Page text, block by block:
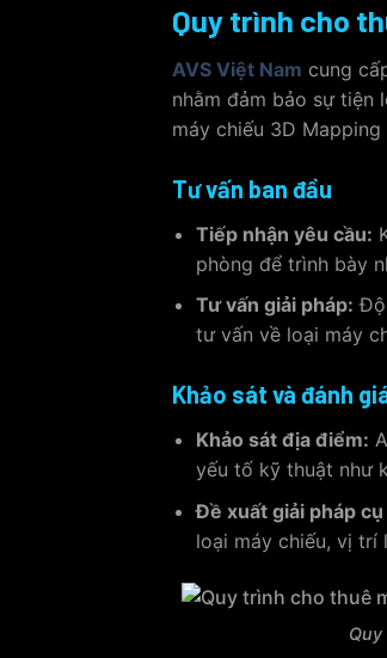
Quy trình cho
AVS Việt Nam cung
nhằm đảm bảo sự tiện
máy chiếu 3D Mapping
Tư vấn ban đầu
Tiếp nhận yêu cầu:
phòng để trình bày
Tư vấn giải pháp:
tư vấn về loại máy
Khảo sát và đánh
Khảo sát địa điểm:
yếu tố kỹ thuật như
Đề xuất giải pháp
loại máy chiếu, vị